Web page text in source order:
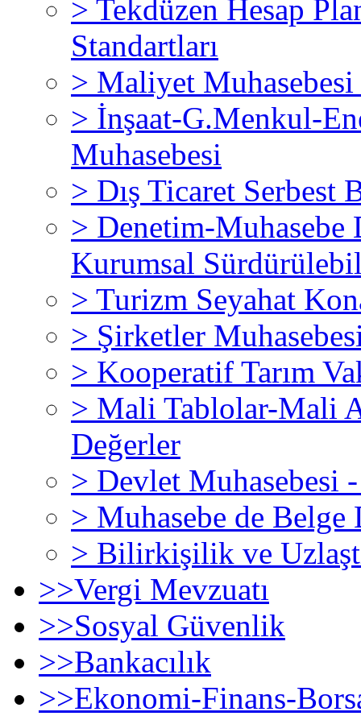
> Tekdüzen Hesap
Standartları
> Maliyet
> İnşaat-G.Menkul-
Muhasebesi
> Dış Ticaret Serbest
> Denetim-Muhasebe
Kurumsal
> Turizm Seyahat
> Şirketler
> Kooperatif Tarım
> Mali Tablolar-Mali
Değerler
> Devlet Muhasebesi
> Muhasebe de
> Bilirkişilik ve
>>Vergi Mevzuatı
>>Sosyal Güvenlik
>>Bankacılık
>>Ekonomi-Finans-